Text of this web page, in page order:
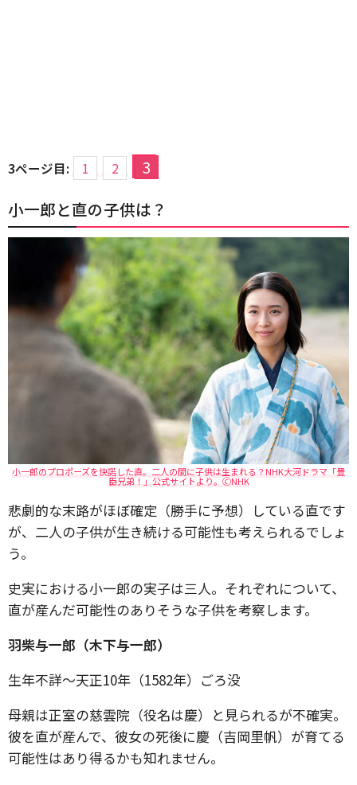
3ページ目: 1 2 3
小一郎と直の子供は？
小一郎のプロポーズを快諾した直。二人の間に子供は生まれる？NHK大河ドラマ「豊
臣兄弟！」公式サイトより。🄫NHK
悲劇的な末路がほぼ確定（勝手に予想）している直です
が、二人の子供が生き続ける可能性も考えられるでしょ
う。
史実における小一郎の実子は三人。それぞれについて、
直が産んだ可能性のありそうな子供を考察します。
羽柴与一郎（木下与一郎）
生年不詳〜天正10年（1582年）ごろ没
母親は正室の慈雲院（役名は慶）と見られるが不確実。
彼を直が産んで、彼女の死後に慶（吉岡里帆）が育てる
可能性はあり得るかも知れません。